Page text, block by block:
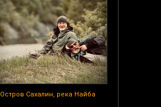
Остров Сахалин, река Найба